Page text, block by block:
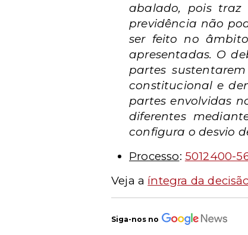
abalado, pois
previdência não
ser feito no
apresentadas. O
partes
constitucional e
partes envolvidas
diferentes
configura o desvio
Processo: 5012400-
Veja a íntegra da
Siga-nos no